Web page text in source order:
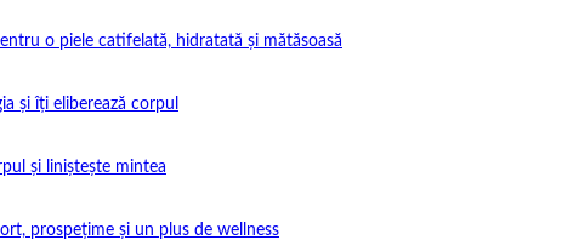
o piele catifelată, hidratată și mătăsoasă
și îți eliberează corpul
și liniștește mintea
prospețime și un plus de wellness